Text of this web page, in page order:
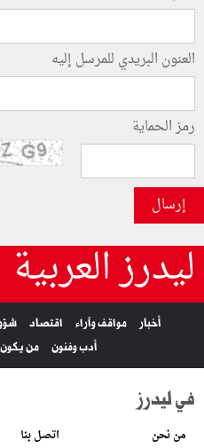
العنون البريدي للمرسل إليه
رمز الحماية
إرسال
ليدرز العربية
أخبار مواقف وآراء اقتصاد
أدب وفنون
من
في ليدرز
من نحن اتصل بنا